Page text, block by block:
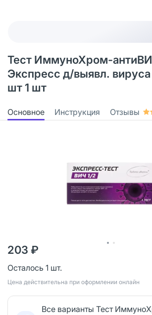
Тест ИммуноХром-
Экспресс д/выявл. вируса
шт 1 шт
Основное Инструкция Отзывы
203 ₽
Осталось 1 шт.
Цена действительна при оформлении онлайн
Все варианты Тест